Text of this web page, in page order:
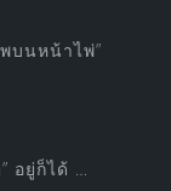
บนหน้าไพ่”
อยู่ก็ได้ …